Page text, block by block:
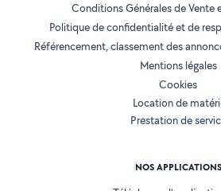
Conditions Générales de Vente
Politique de confidentialité et de
Référencement, classement des
Mentions légales
Cookies
Location de
Prestation de
NOS APPLICATIONS